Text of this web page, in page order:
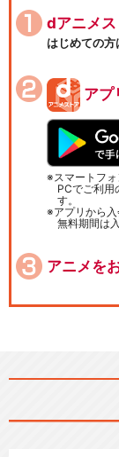
dアニメ
はじめての
アプ
スマートフ
PCでご利用
す。
アプリから
無料期間は
アニメを